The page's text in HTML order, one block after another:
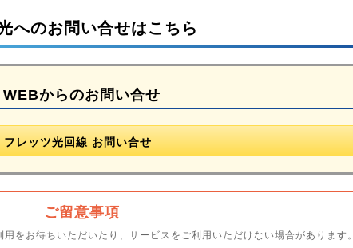
へのお問い合せはこちら
WEBからのお問い合せ
フレッツ光回線 お問い合せ
ご留意事項
をお待ちいただいたり、サービスをご利用いただけない場合があります。